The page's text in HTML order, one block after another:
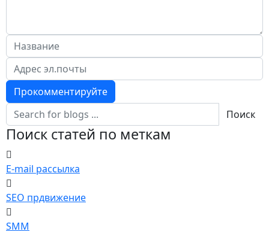
Прокомментируйте
Поиск
Поиск статей по меткам
E-mail рассылка
SEO прдвижение
SMM